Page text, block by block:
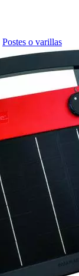
Postes o varillas